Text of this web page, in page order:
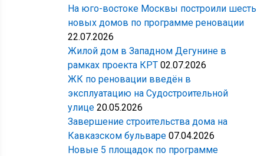
На юго-востоке Москвы построили шесть
новых домов по программе реновации
22.07.2026
Жилой дом в Западном Дегунине в
рамках проекта КРТ 02.07.2026
ЖК по реновации введён в
эксплуатацию на Судостроительной
улице 20.05.2026
Завершение строительства дома на
Кавказском бульваре 07.04.2026
Новые 5 площадок по программе